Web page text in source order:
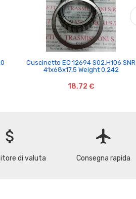

Cuscinetto EC 12694 S02.H106 SNR
41x68x17,5 Weight 0,242
18,72 €
attach_money
di valuta
flight
Consegna rapida